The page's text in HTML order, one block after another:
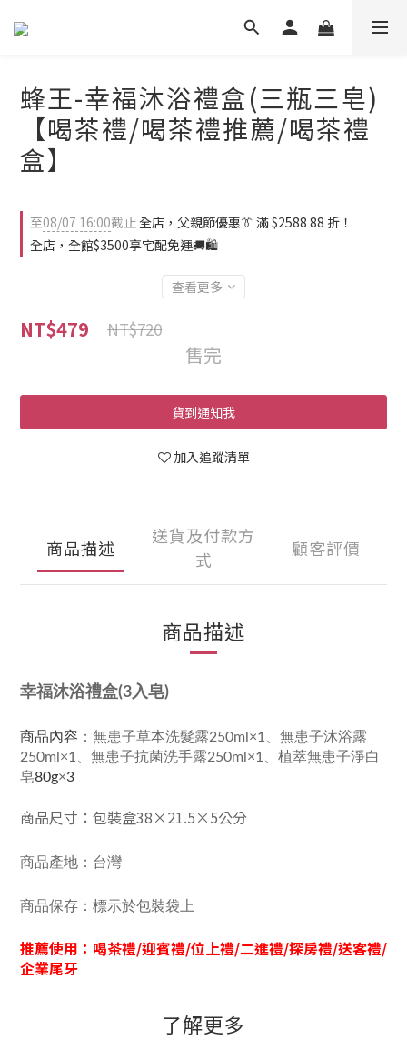
蜂王-幸福沐浴禮盒(三瓶三皂)
【喝茶禮/喝茶禮推薦/喝茶禮
盒】
至08/07 16:00截止全店，父親節優惠👔 滿 $2588 88 折！
全店，全館$3500享宅配免運🚚🛍️
查看更多
NT$479 NT$720
售完
貨到通知我
加入追蹤清單
商品描述
送貨及付款方
式
顧客評價
商品描述
幸福沐浴禮盒(3入皂)
商品內容 ：無患子草本洗髮露250ml×1
無患子沐浴露
250ml×1、無患子抗菌洗手露250ml×1
植萃無患子淨白
皂80g×3
商品尺寸：包裝盒38×21.5×5公分
商品產地：台灣
商品保存：標示於包裝袋上
推薦使用：喝茶禮/迎賓禮/位上禮/二進禮/探房禮/送客禮/
企業尾牙
了解更多